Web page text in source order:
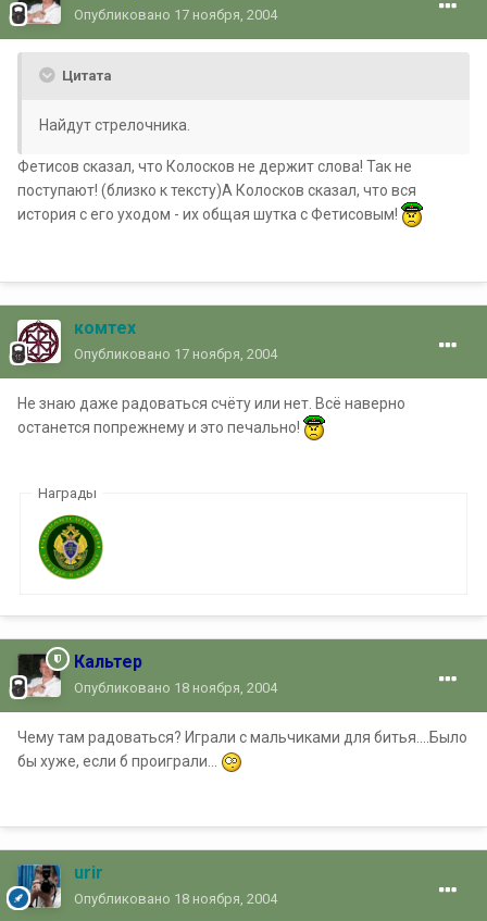
Опубликовано 17 ноября, 2004
Цитата
Найдут стрелочника.
Фетисов сказал, что Колосков не держит слова! Так не
поступают! (близко к тексту)А Колосков сказал, что вся
история с его уходом - их общая шутка с Фетисовым!
комтех
Опубликовано 17 ноября, 2004
Не знаю даже радоваться счёту или нет. Всё наверно
останется попрежнему и это печально!
Награды
Кальтер
Опубликовано 18 ноября, 2004
Чему там радоваться? Играли с мальчиками для битья....Было
бы хуже, если б проиграли...
urir
Опубликовано 18 ноября, 2004